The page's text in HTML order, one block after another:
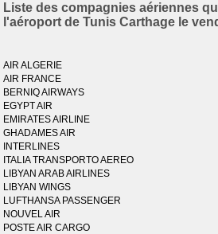
Liste des compagnies aériennes
l'aéroport de Tunis Carthage le
AIR ALGERIE
AIR FRANCE
BERNIQ AIRWAYS
EGYPT AIR
EMIRATES AIRLINE
GHADAMES AIR
INTERLINES
ITALIA TRANSPORTO AEREO
LIBYAN ARAB AIRLINES
LIBYAN WINGS
LUFTHANSA PASSENGER
NOUVEL AIR
POSTE AIR CARGO